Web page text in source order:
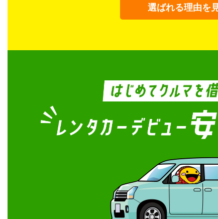
選ばれる理由を